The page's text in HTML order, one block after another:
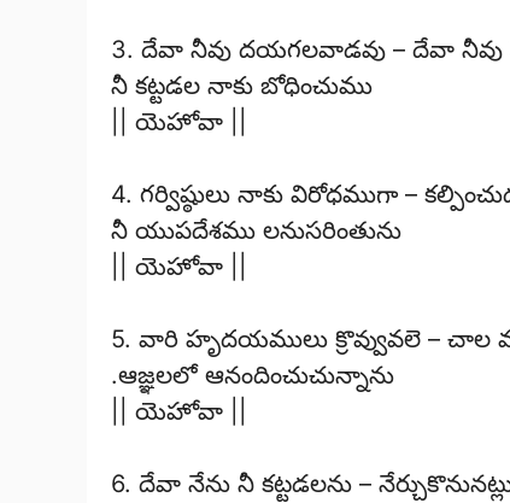
3. దేవా నీవు దయగలవాడవు – దేవా నీవు
నీ కట్టడల నాకు బోధించుము
|| యెహోవా ||
4. గర్విష్ఠులు నాకు విరోధముగా –
నీ యుపదేశము లనుసరింతును
|| యెహోవా ||
5. వారి హృదయములు క్రొవ్వువలె –
.ఆజ్ఞలలో ఆనందించుచున్నాను
|| యెహోవా ||
6. దేవా నేను నీ కట్టడలను –